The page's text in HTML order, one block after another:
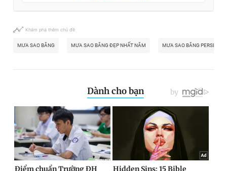
Khám phá thêm chủ đề
MƯA SAO BĂNG MƯA SAO BĂNG ĐẸP NHẤT NĂM MƯA SAO BĂNG PERSEIDS